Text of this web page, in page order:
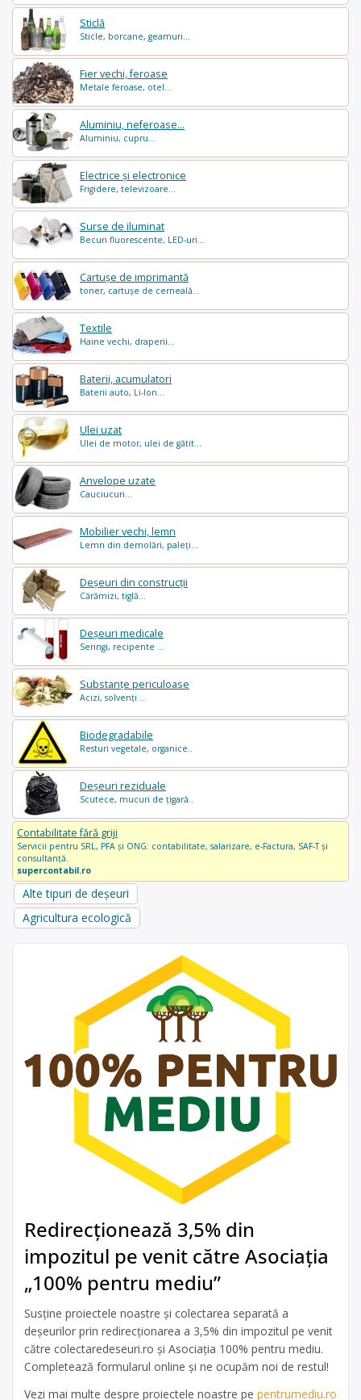
Sticlă
Sticle, borcane, geamuri...
Fier vechi, feroase
Metale feroase, otel...
Aluminiu, neferoase...
Aluminiu, cupru...
Electrice și electronice
Frigidere, televizoare...
Surse de iluminat
Becuri fluorescente, LED-uri...
Cartușe de imprimantă
toner, cartușe de cerneală...
Textile
Haine vechi, draperii...
Baterii, acumulatori
Baterii auto, Li-Ion...
Ulei uzat
Ulei de motor, ulei de gătit...
Anvelope uzate
Cauciucuri...
Mobilier vechi, lemn
Lemn din demolări, paleți...
Deșeuri din construcții
Cărămizi, tiglă...
Deșeuri medicale
Seringi, recipente ...
Substanțe periculoase
Acizi, solvenți ...
Biodegradabile
Resturi vegetale, organice..
Deșeuri reziduale
Scutece, mucuri de țigară..
Contabilitate fără griji
Servicii pentru SRL, PFA și ONG: contabilitate, salarizare, e-Factura, SAF-T și
consultanță.
supercontabil.ro
Alte tipuri de deșeuri
Agricultura ecologică
Redirecționează 3,5% din
impozitul pe venit către Asociația
„100% pentru mediu”
Susține proiectele noastre și colectarea separată a
deșeurilor prin redirecționarea a 3,5% din impozitul pe venit
către colectaredeseuri.ro și Asociația 100% pentru mediu.
Completează formularul online și ne ocupăm noi de restul!
Vezi mai multe despre proiectele noastre pe pentrumediu.ro